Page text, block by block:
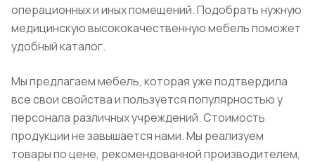
операционных и иных помещений. Подобрать нужную
медицинскую высококачественную мебель поможет
удобный каталог.
Мы предлагаем мебель, которая уже подтвердила
все свои свойства и пользуется популярностью у
персонала различных учреждений. Стоимость
продукции не завышается нами. Мы реализуем
товары по цене, рекомендованной производителем,